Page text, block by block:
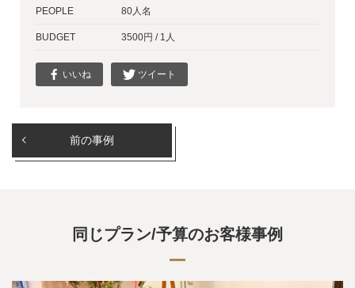
PEOPLE 80人名
BUDGET 3500円 / 1人
いいね ツイート
前の事例
同じプラン/予算のお客様事例